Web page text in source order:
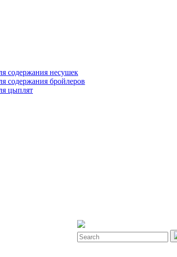
содержания несушек
содержания бройлеров
цыплят
Search
for: